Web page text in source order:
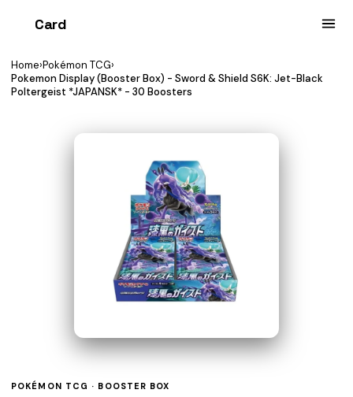
Card
Home›Pokémon TCG›
Pokemon Display (Booster Box) - Sword & Shield S6K: Jet-Black
Poltergeist *JAPANSK* - 30 Boosters
POKÉMON TCG · BOOSTER BOX